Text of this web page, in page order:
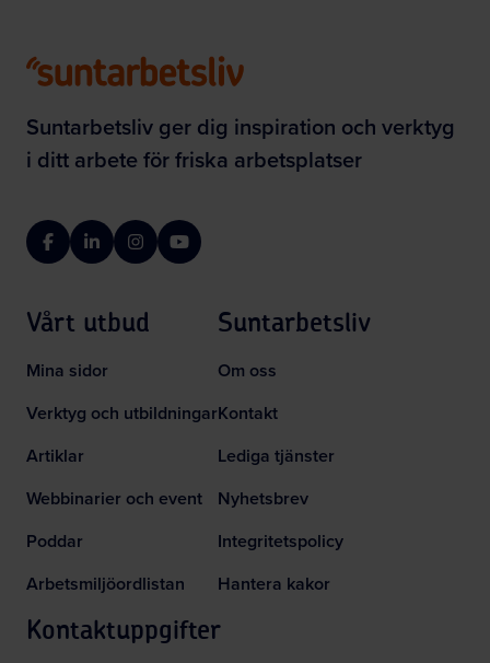
Suntarbetsliv ger dig inspiration och verktyg
i ditt arbete för friska arbetsplatser
FacebookLinkedInInstagramYouTube
Vårt utbud
Mina sidor
Verktyg och utbildningar
Artiklar
Webbinarier och event
Poddar
Arbetsmiljöordlistan
Suntarbetsliv
Om oss
Kontakt
Lediga tjänster
Nyhetsbrev
Integritetspolicy
Hantera kakor
Kontaktuppgifter